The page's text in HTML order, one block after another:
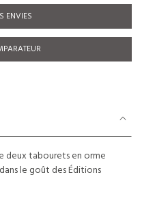
ENVIES
deux tabourets en orme
le goût des Éditions